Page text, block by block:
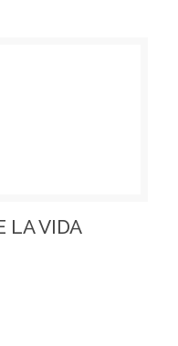
LA VIDA